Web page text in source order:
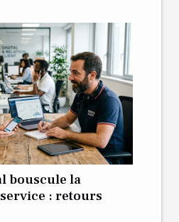
bouscule la
: retours